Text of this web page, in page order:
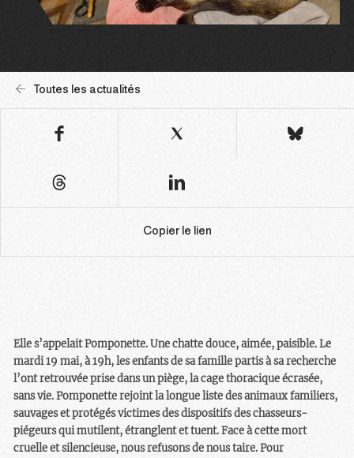
Toutes les actualités
Copier le lien
Elle s’appelait Pomponette. Une chatte douce, aimée, paisible. Le
mardi 19 mai, à 19h, les enfants de sa famille partis à sa recherche
l’ont retrouvée prise dans un piège, la cage thoracique écrasée,
sans vie. Pomponette rejoint la longue liste des animaux familiers,
sauvages et protégés victimes des dispositifs des chasseurs-
piégeurs qui mutilent, étranglent et tuent. Face à cette mort
cruelle et silencieuse, nous refusons de nous taire. Pour